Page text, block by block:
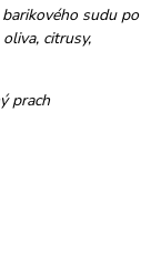
sudu po
citrusy,
prach